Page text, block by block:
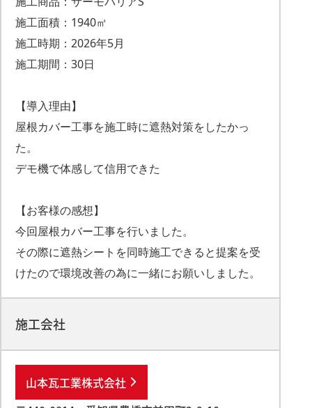
施工面積：1940㎡
施工時期：2026年5月
施工期間：30日
【導入理由】
屋根カバー工事を施工時に遮熱対策をしたかっ
た。
デモ機で体感して信用できた
【お客様の感想】
今回屋根カバー工事を行いました。
その際に遮熱シートを同時施工できると提案を受
けたので環境改善の為に一緒にお願いしました。
施工会社
山本瓦工業株式会社